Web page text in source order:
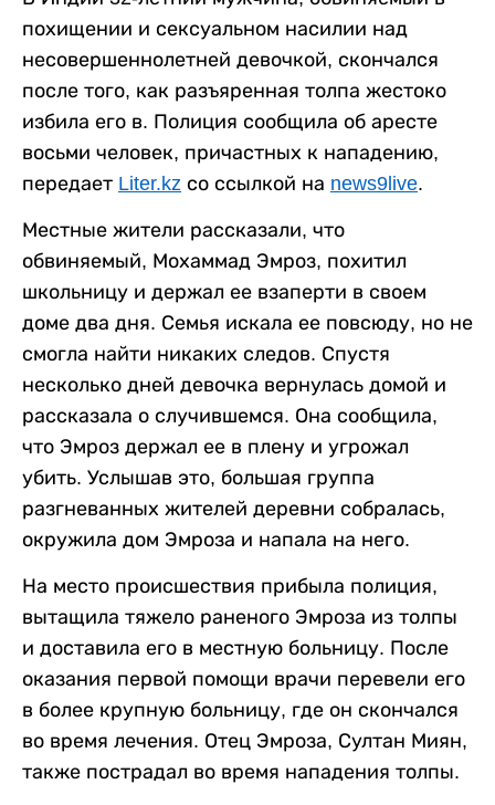
похищении и сексуальном насилии над
несовершеннолетней девочкой, скончался
после того, как разъяренная толпа жестоко
избила его в. Полиция сообщила об аресте
восьми человек, причастных к нападению,
передает Liter.kz со ссылкой на news9live.
Местные жители рассказали, что
обвиняемый, Мохаммад Эмроз, похитил
школьницу и держал ее взаперти в своем
доме два дня. Семья искала ее повсюду, но не
смогла найти никаких следов. Спустя
несколько дней девочка вернулась домой и
рассказала о случившемся. Она сообщила,
что Эмроз держал ее в плену и угрожал
убить. Услышав это, большая группа
разгневанных жителей деревни собралась,
окружила дом Эмроза и напала на него.
На место происшествия прибыла полиция,
вытащила тяжело раненого Эмроза из толпы
и доставила его в местную больницу. После
оказания первой помощи врачи перевели его
в более крупную больницу, где он скончался
во время лечения. Отец Эмроза, Султан Миян,
также пострадал во время нападения толпы.